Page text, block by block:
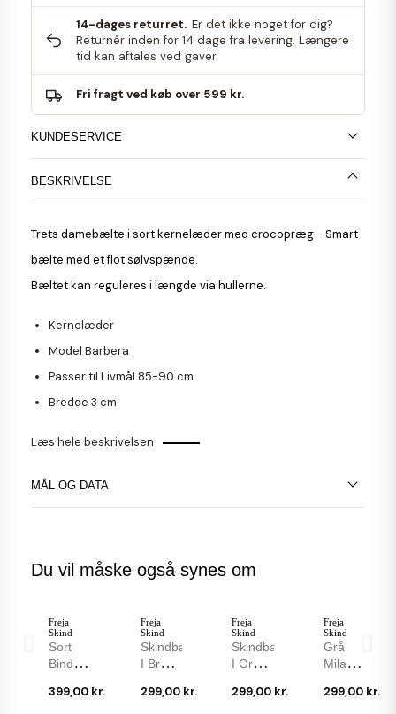
14-dages returret. Er det ikke noget for dig?
Returnér inden for 14 dage fra levering. Længere
tid kan aftales ved gaver
Fri fragt ved køb over 599 kr.
KUNDESERVICE
BESKRIVELSE
Trets damebælte i sort kernelæder med crocopræg - Smart
bælte med et flot sølvspænde.
Bæltet kan reguleres i længde via hullerne.
Kernelæder
Model Barbera
Passer til Livmål 85-90 cm
Bredde 3 cm
Læs hele beskrivelsen
MÅL OG DATA
Du vil måske også synes om
Freja
Skind
Sort
Bindebælte
Handskeskind
399,00 kr.
Freja
Skind
Skindbælte
I Brun
-299,00 kr.
Freja
Skind
Skindbælte
I Grå
-299,00 kr.
Freja
Skind
Grå
Milano
35 Mm
299,00 kr.